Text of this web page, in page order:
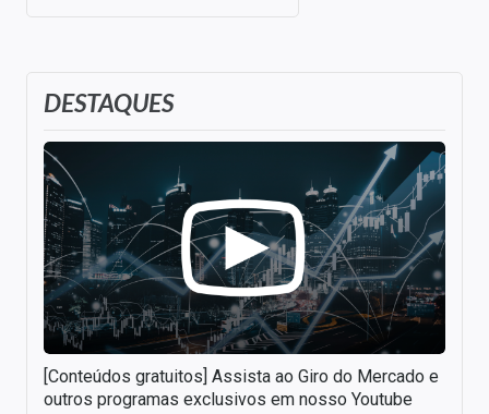
DESTAQUES
[Conteúdos gratuitos] Assista ao Giro do Mercado e
outros programas exclusivos em nosso Youtube